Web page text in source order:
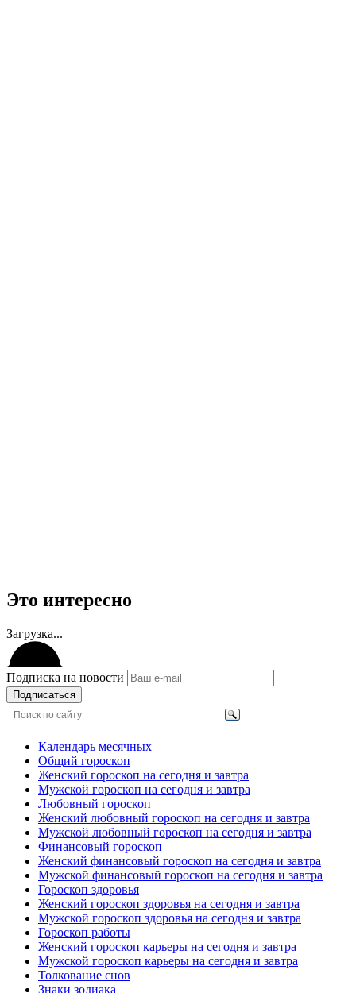
Это интересно
Загрузка...
Подписка на новости
Подписаться
Календарь месячных
Общий гороскоп
Женский гороскоп на сегодня и завтра
Мужской гороскоп на сегодня и завтра
Любовный гороскоп
Женский любовный гороскоп на сегодня и завтра
Мужской любовный гороскоп на сегодня и завтра
Финансовый гороскоп
Женский финансовый гороскоп на сегодня и завтра
Мужской финансовый гороскоп на сегодня и завтра
Гороскоп здоровья
Женский гороскоп здоровья на сегодня и завтра
Мужской гороскоп здоровья на сегодня и завтра
Гороскоп работы
Женский гороскоп карьеры на сегодня и завтра
Мужской гороскоп карьеры на сегодня и завтра
Толкование снов
Знаки зодиака